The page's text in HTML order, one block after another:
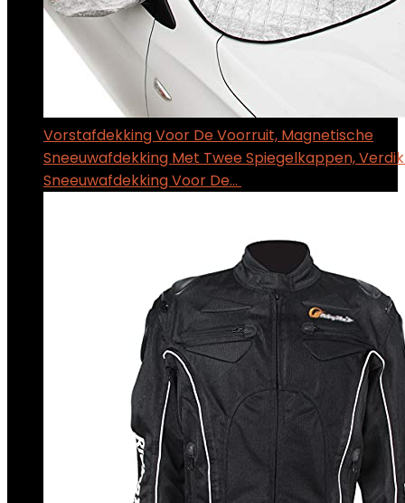
Vorstafdekking Voor De Voorruit, Magnetische
Sneeuwafdekking Met Twee Spiegelkappen,
Sneeuwafdekking Voor De…